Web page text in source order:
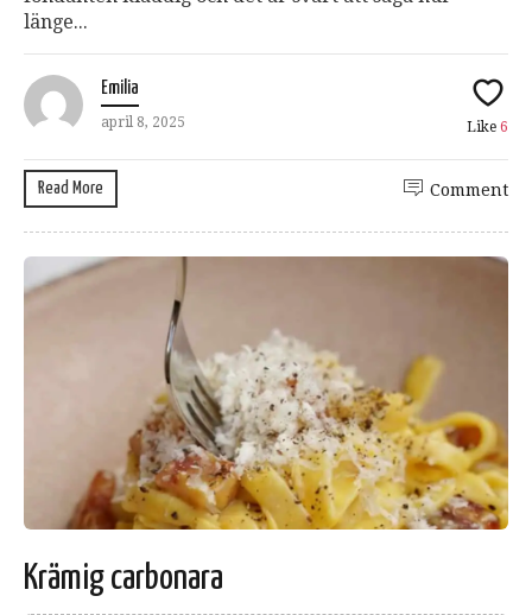
länge...
Emilia
april 8, 2025 Like 6
Read More Comment
Krämig carbonara